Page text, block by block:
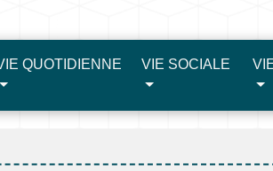
QUOTIDIENNE VIE SOCIALE